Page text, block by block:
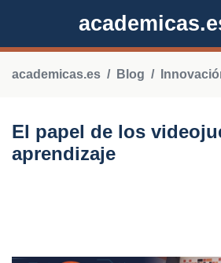
academicas.es Blog
El papel de los
aprendizaje